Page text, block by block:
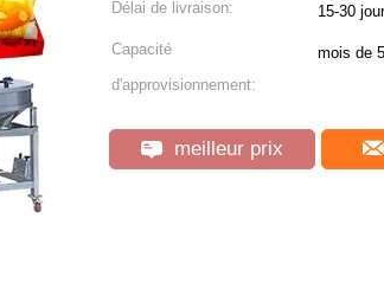
Délai de livraison: 15-30
Capacité
d'approvisionnement:
mois de
meilleur prix